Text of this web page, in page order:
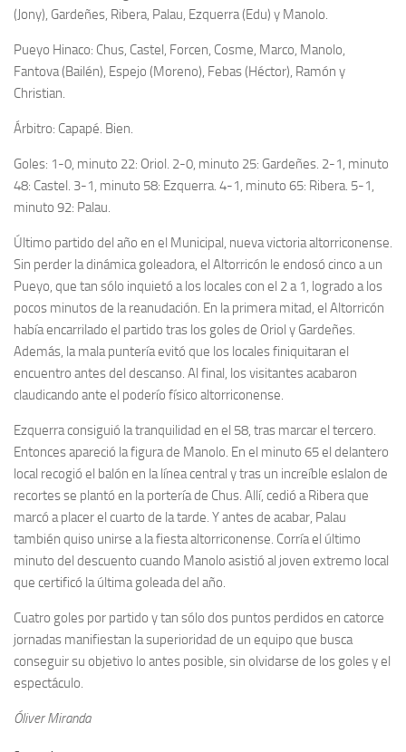
(Jony), Gardeñes, Ribera, Palau, Ezquerra (Edu) y Manolo.
Pueyo Hinaco: Chus, Castel, Forcen, Cosme, Marco, Manolo,
Fantova (Bailén), Espejo (Moreno), Febas (Héctor), Ramón y
Christian.
Árbitro: Capapé. Bien.
Goles: 1-0, minuto 22: Oriol. 2-0, minuto 25: Gardeñes. 2-1, minuto
48: Castel. 3-1, minuto 58: Ezquerra. 4-1, minuto 65: Ribera. 5-1,
minuto 92: Palau.
Último partido del año en el Municipal, nueva victoria altorriconense.
Sin perder la dinámica goleadora, el Altorricón le endosó cinco a un
Pueyo, que tan sólo inquietó a los locales con el 2 a 1, logrado a los
pocos minutos de la reanudación. En la primera mitad, el Altorricón
había encarrilado el partido tras los goles de Oriol y Gardeñes.
Además, la mala puntería evitó que los locales finiquitaran el
encuentro antes del descanso. Al final, los visitantes acabaron
claudicando ante el poderío físico altorriconense.
Ezquerra consiguió la tranquilidad en el 58, tras marcar el tercero.
Entonces apareció la figura de Manolo. En el minuto 65 el delantero
local recogió el balón en la línea central y tras un increíble eslalon de
recortes se plantó en la portería de Chus. Allí, cedió a Ribera que
marcó a placer el cuarto de la tarde. Y antes de acabar, Palau
también quiso unirse a la fiesta altorriconense. Corría el último
minuto del descuento cuando Manolo asistió al joven extremo local
que certificó la última goleada del año.
Cuatro goles por partido y tan sólo dos puntos perdidos en catorce
jornadas manifiestan la superioridad de un equipo que busca
conseguir su objetivo lo antes posible, sin olvidarse de los goles y el
espectáculo.
Óliver Miranda